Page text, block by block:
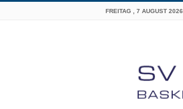
FREITAG , 7 AUGUST 2026